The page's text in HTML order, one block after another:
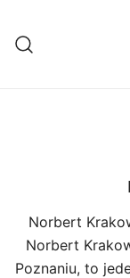
treści
Norbert
Norbert
Poznaniu, to